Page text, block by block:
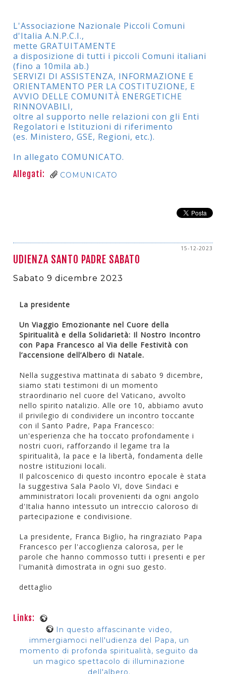
L'Associazione Nazionale Piccoli Comuni
d'Italia A.N.P.C.I.,
mette GRATUITAMENTE
a disposizione di tutti i piccoli Comuni italiani
(fino a 10mila ab.)
SERVIZI DI ASSISTENZA, INFORMAZIONE E
ORIENTAMENTO PER LA COSTITUZIONE, E
AVVIO DELLE COMUNITÀ ENERGETICHE
RINNOVABILI,
oltre al supporto nelle relazioni con gli Enti
Regolatori e Istituzioni di riferimento
(es. Ministero, GSE, Regioni, etc.).
In allegato COMUNICATO.
Allegati: COMUNICATO
15-12-2023
UDIENZA SANTO PADRE SABATO
Sabato 9 dicembre 2023
La presidente
Un Viaggio Emozionante nel Cuore della
Spiritualità e della Solidarietà: Il Nostro Incontro
con Papa Francesco al Via delle Festività con
l’accensione dell’Albero di Natale.
Nella suggestiva mattinata di sabato 9 dicembre,
siamo stati testimoni di un momento
straordinario nel cuore del Vaticano, avvolto
nello spirito natalizio. Alle ore 10, abbiamo avuto
il privilegio di condividere un incontro toccante
con il Santo Padre, Papa Francesco:
un'esperienza che ha toccato profondamente i
nostri cuori, rafforzando il legame tra la
spiritualità, la pace e la libertà, fondamenta delle
nostre istituzioni locali.
Il palcoscenico di questo incontro epocale è stata
la suggestiva Sala Paolo VI, dove Sindaci e
amministratori locali provenienti da ogni angolo
d'Italia hanno intessuto un intreccio caloroso di
partecipazione e condivisione.
La presidente, Franca Biglio, ha ringraziato Papa
Francesco per l'accoglienza calorosa, per le
parole che hanno commosso tutti i presenti e per
l'umanità dimostrata in ogni suo gesto.
dettaglio
Links:
In questo affascinante video,
immergiamoci nell'udienza del Papa, un
momento di profonda spiritualità, seguito da
un magico spettacolo di illuminazione
dell'albero.